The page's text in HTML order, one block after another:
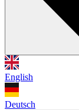
English
Deutsch